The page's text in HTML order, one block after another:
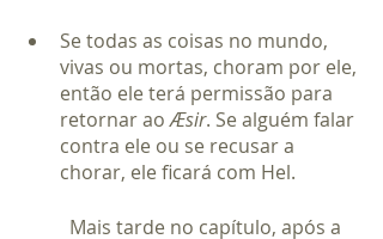
Se todas as coisas no mundo,
vivas ou mortas, choram por ele,
então ele terá permissão para
retornar ao Æsir. Se alguém falar
contra ele ou se recusar a
chorar, ele ficará com Hel.